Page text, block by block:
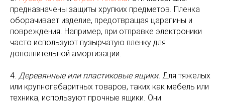
предназначены защиты хрупких предметов. Пленка
оборачивает изделие, предотвращая царапины и
повреждения. Например, при отправке электроники
часто используют пузырчатую пленку для
дополнительной амортизации.
4. Деревянные или пластиковые ящики. Для тяжелых
или крупногабаритных товаров, таких как мебель или
техника, используют прочные ящики. Они